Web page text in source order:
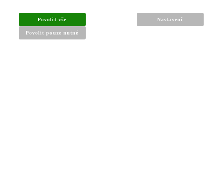
Povolit vše
Povolit pouze nutné
Nastavení